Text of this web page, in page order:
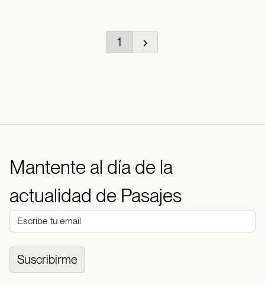
1
Mantente al día de la
actualidad de Pasajes
Suscribirme